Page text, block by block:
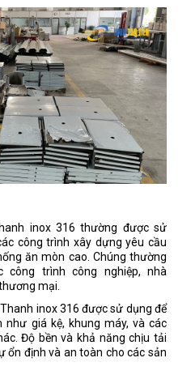
inox 316 thường được sử
công trình xây dựng yêu cầu
ăn mòn cao. Chúng thường
công trình công nghiệp, nhà
mại.
inox 316 được sử dụng để
như giá kệ, khung máy, và các
Độ bền và khả năng chịu tải
ổn định và an toàn cho các sản